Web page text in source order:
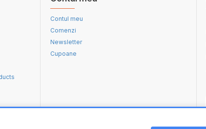
Contul meu
Comenzi
Newsletter
Cupoane